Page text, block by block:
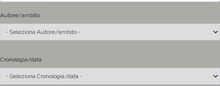
Autore/ambito
Cronologia/data